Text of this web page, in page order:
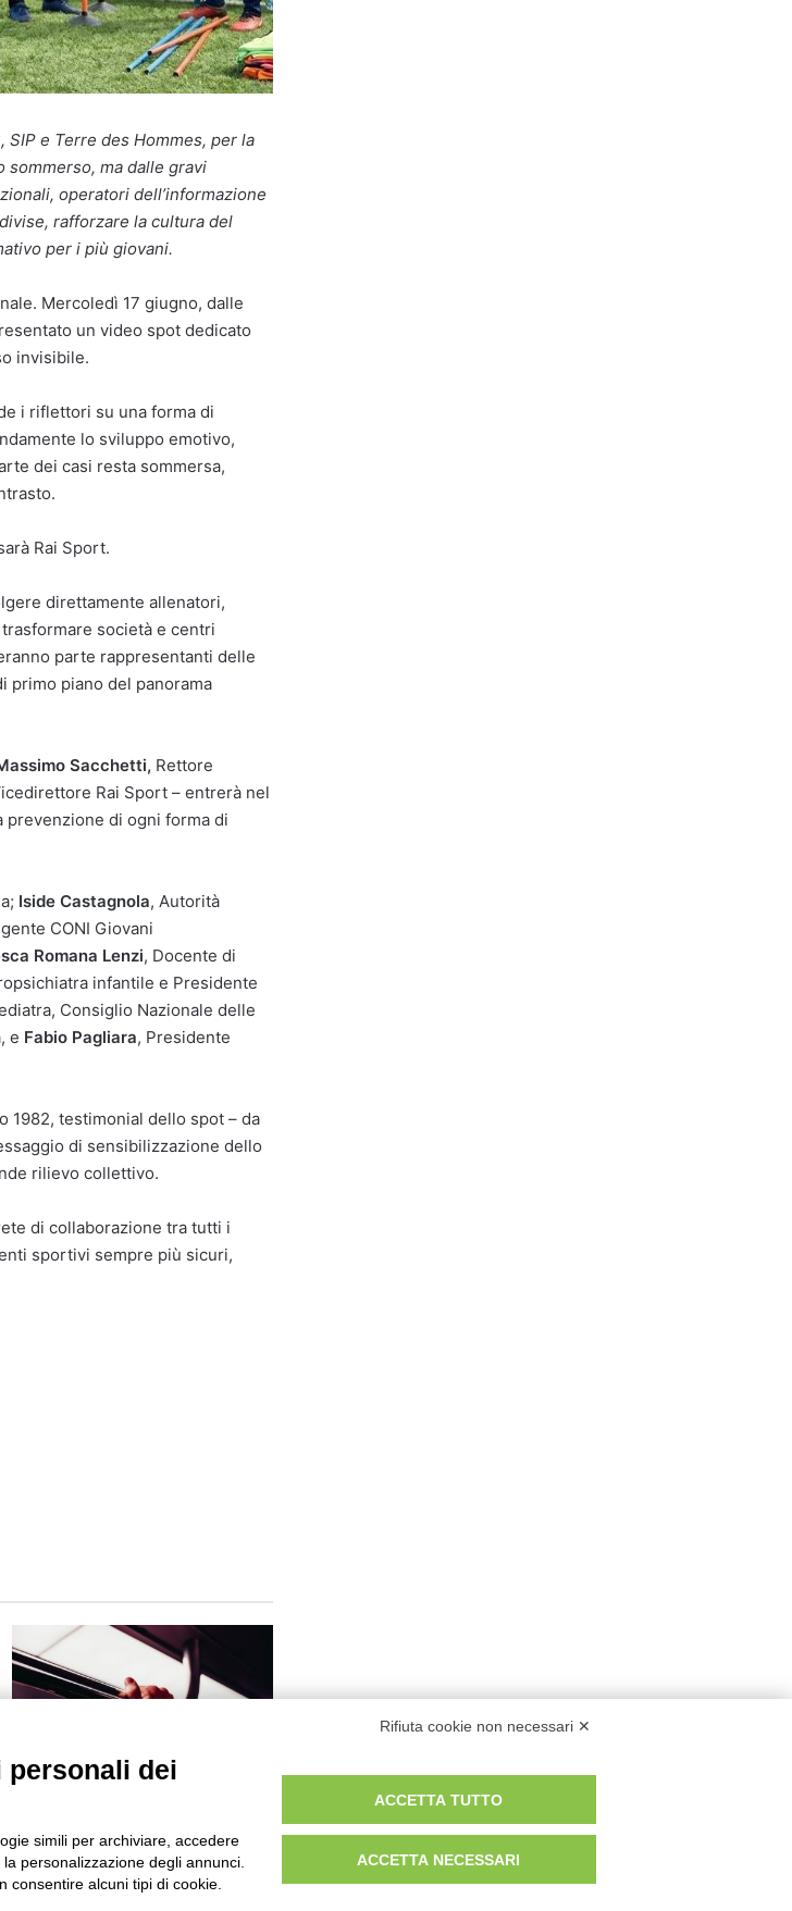
SIP e Terre des Hommes, per la
ma dalle gravi
operatori dell’informazione
rafforzare la cultura del
per i più giovani.
Mercoledì 17 giugno, dalle
un video spot dedicato
invisibile.
i riflettori su una forma di
lo sviluppo emotivo,
dei casi resta sommersa,
Rai Sport.
direttamente allenatori,
società e centri
parte rappresentanti delle
primo piano del panorama
Sacchetti, Rettore
Rai Sport – entrerà nel
di ogni forma di
Iside Castagnola, Autorità
CONI Giovani
Romana Lenzi, Docente di
infantile e Presidente
Consiglio Nazionale delle
e Fabio Pagliara, Presidente
1982, testimonial dello spot – da
di sensibilizzazione dello
rilievo collettivo.
di collaborazione tra tutti i
sportivi sempre più sicuri,
31 Gennaio 2025 15:25
Rifiuta cookie non necessari ✕
personali dei
simili per archiviare, accedere
personalizzazione degli annunci.
consentire alcuni tipi di cookie.
ACCETTA TUTTO
ACCETTA NECESSARI